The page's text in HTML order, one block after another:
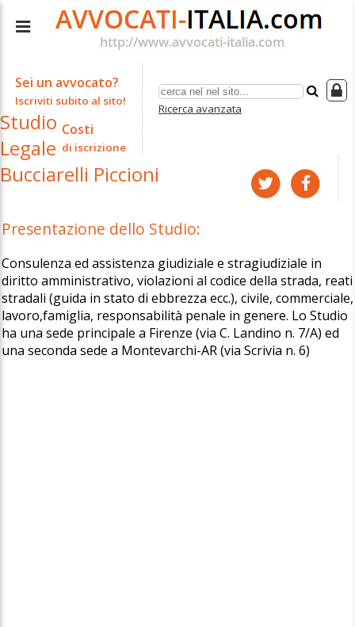
Ricerca avanzata
Sei un avvocato?
Iscriviti subito al sito!
Costi
di iscrizione
Studio
Legale
Bucciarelli Piccioni
Presentazione dello Studio:
Consulenza ed assistenza giudiziale e stragiudiziale in
diritto amministrativo, violazioni al codice della strada, reati
stradali (guida in stato di ebbrezza ecc.), civile, commerciale,
lavoro,famiglia, responsabilità penale in genere. Lo Studio
ha una sede principale a Firenze (via C. Landino n. 7/A) ed
una seconda sede a Montevarchi-AR (via Scrivia n. 6)